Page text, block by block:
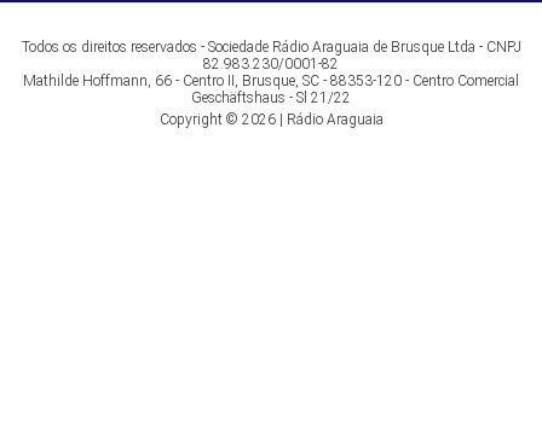
Todos os direitos reservados - Sociedade Rádio Araguaia de Brusque Ltda - CNPJ
82.983.230/0001-82
Mathilde Hoffmann, 66 - Centro II, Brusque, SC - 88353-120 - Centro Comercial
Geschäftshaus - Sl 21/22
Copyright © 2026 | Rádio Araguaia